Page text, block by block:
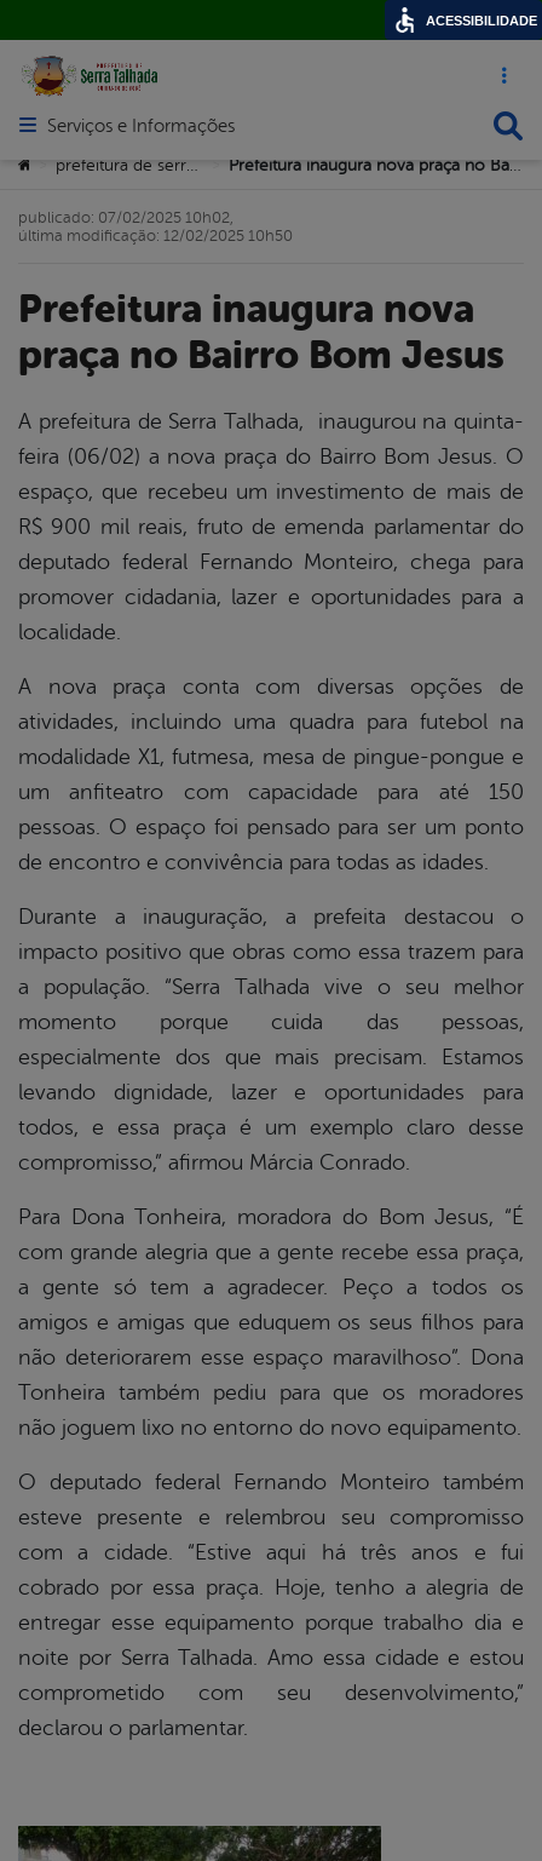
Acesso
Abrir menu principal de navegação
Serviços e Informações
Você está aqui:
> prefeitura de serra talhada >
Prefeitura inaugura nova
praça no Bairro Bom Jesus
publicado: 07/02/2025 10h02,
última modificação: 12/02/2025 10h50
A prefeitura de Serra Talhada, inaugurou na quinta-
feira (06/02) a nova praça do Bairro Bom Jesus. O
espaço, que recebeu um investimento de mais de
R$ 900 mil reais, fruto de emenda parlamentar do
deputado federal Fernando Monteiro, chega para
promover cidadania, lazer e oportunidades para a
localidade.
A nova praça conta com diversas opções de
atividades, incluindo uma quadra para futebol na
modalidade X1, futmesa, mesa de pingue-pongue e
um anfiteatro com capacidade para até 150
pessoas. O espaço foi pensado para ser um ponto
de encontro e convivência para todas as idades.
Durante a inauguração, a prefeita destacou o
impacto positivo que obras como essa trazem para
a população. “Serra Talhada vive o seu melhor
momento porque cuida das pessoas,
especialmente dos que mais precisam. Estamos
levando dignidade, lazer e oportunidades para
todos, e essa praça é um exemplo claro desse
compromisso,” afirmou Márcia Conrado.
Para Dona Tonheira, moradora do Bom Jesus, “É
com grande alegria que a gente recebe essa praça,
a gente só tem a agradecer. Peço a todos os
amigos e amigas que eduquem os seus filhos para
não deteriorarem esse espaço maravilhoso”. Dona
Tonheira também pediu para que os moradores
não joguem lixo no entorno do novo equipamento.
O deputado federal Fernando Monteiro também
esteve presente e relembrou seu compromisso
com a cidade. “Estive aqui há três anos e fui
cobrado por essa praça. Hoje, tenho a alegria de
entregar esse equipamento porque trabalho dia e
noite por Serra Talhada. Amo essa cidade e estou
comprometido com seu desenvolvimento,”
declarou o parlamentar.
ACESSIBILIDADE